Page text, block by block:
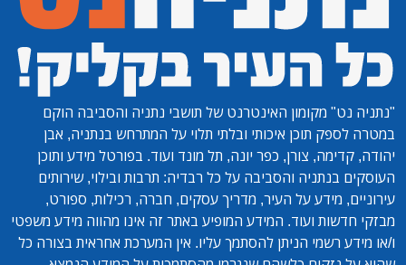
"נתניה נט" מקומון האינטרנט של תושבי נתניה והסביבה הוקם
במטרה לספק תוכן איכותי ובלתי תלוי על המתרחש בנתניה, אבן
יהודה, קדימה, צורן, כפר יונה, תל מונד ועוד. בפורטל מידע ותוכן
העוסקים בנתניה והסביבה על כל רבדיה: תרבות ובילוי, שירותים
עירוניים, מידע על העיר, מדריך עסקים, חברה, רכילות, ספורט,
מבזקי חדשות ועוד. המידע המופיע באתר זה אינו מהווה מידע משפטי
ו/או מידע רשמי הניתן להסתמך עליו. אין המערכת אחראית בצורה כל